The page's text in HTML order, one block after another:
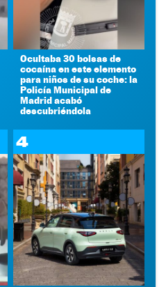
Ocultaba 30 bolsas de
cocaína en este elemento
para niños de su coche: la
Policía Municipal de
Madrid acabó
descubriéndola
4